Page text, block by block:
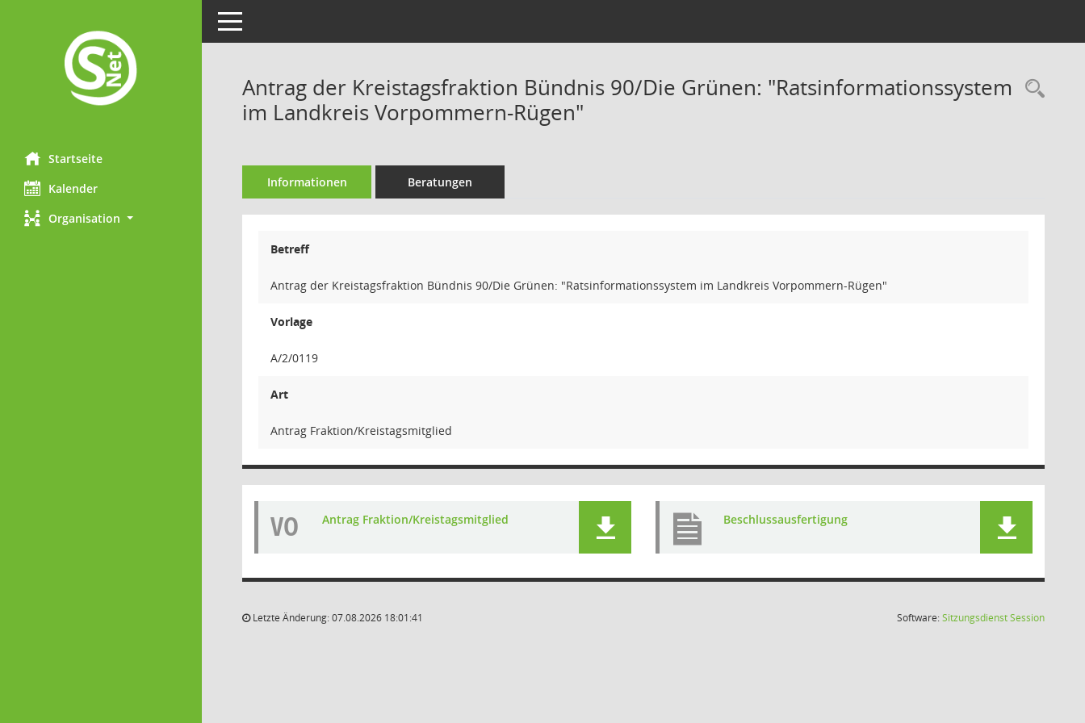
Startseite
Kalender
Organisation
Toggle navigation
Antrag der Kreistagsfraktion Bündnis 90/Die Grünen: "Ratsinformationssystem
im Landkreis Vorpommern-Rügen"
Informationen Beratungen
Betreff
Antrag der Kreistagsfraktion Bündnis 90/Die Grünen: "Ratsinformationssystem im Landkreis Vorpommern-Rügen"
Vorlage
A/2/0119
Art
Antrag Fraktion/Kreistagsmitglied
VO Antrag Fraktion/Kreistagsmitglied Beschlussausfertigung
Letzte Änderung: 07.08.2026 18:01:41 Software:SitzungsdienstSession(Wird in